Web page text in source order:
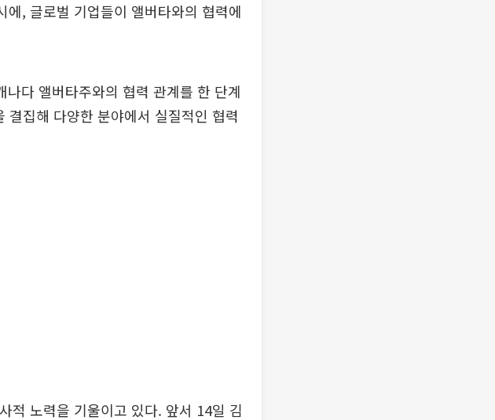
, 글로벌 기업들이 앨버타와의 협력에
다 앨버타주와의 협력 관계를 한 단계
집해 다양한 분야에서 실질적인 협력
적 노력을 기울이고 있다. 앞서 14일 김